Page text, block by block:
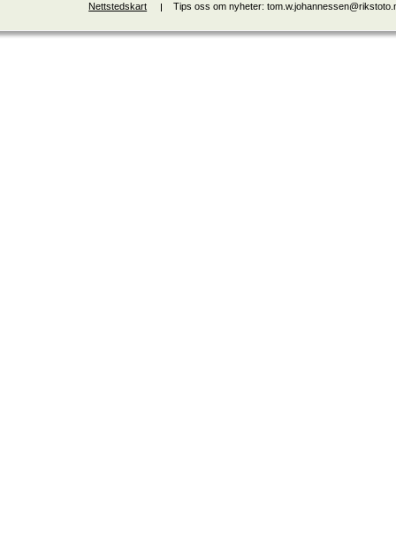
Nettstedskart Tips oss om nyheter: